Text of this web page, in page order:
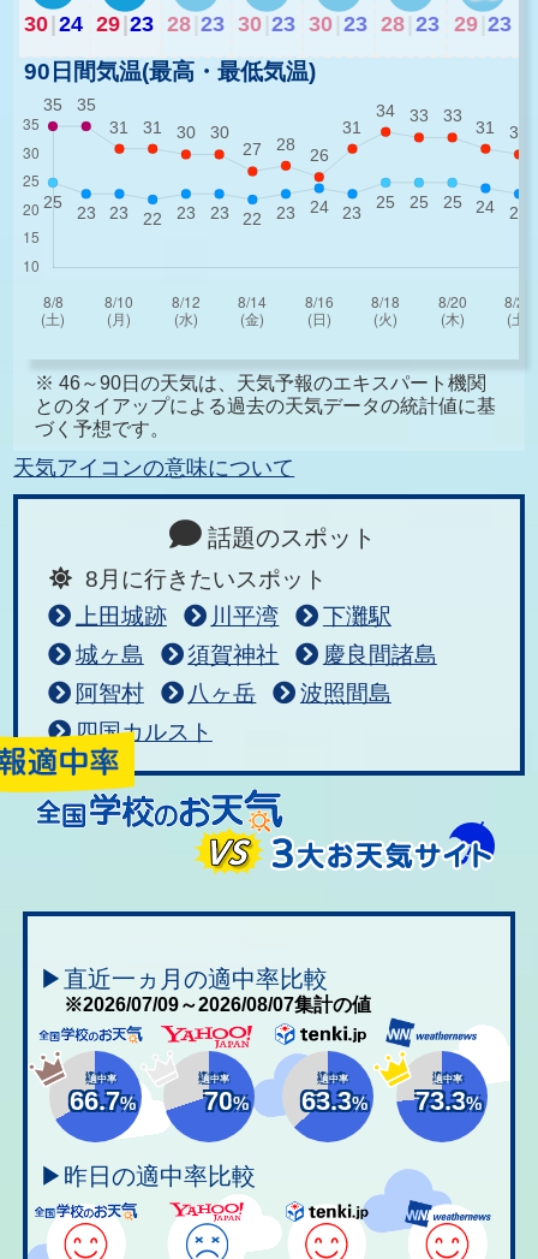
30|24 29|23 28 23 30 23 30 23 28 23 29 23
90日間気温(最高・最低気温)
※ 46～90日の天気は、天気予報のエキスパート機関
とのタイアップによる過去の天気データの統計値に基
づく予想です。
天気アイコンの意味について
話題のスポット
8月に行きたいスポット
上田城跡
川平湾
下灘駅
城ヶ島
須賀神社
慶良間諸島
阿智村
八ヶ岳
波照間島
四国カルスト
▶直近一ヵ月の適中率比較
※2026/07/09～2026/08/07集計の値
適中率
66.7%
適中率
70%
適中率
63.3%
適中率
73.3%
▶昨日の適中率比較